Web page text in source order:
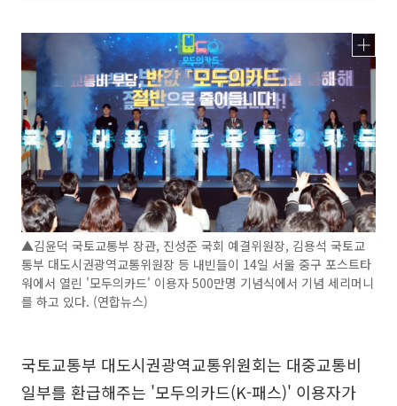
▲김윤덕 국토교통부 장관, 진성준 국회 예결위원장, 김용석 국토교
통부 대도시권광역교통위원장 등 내빈들이 14일 서울 중구 포스트타
워에서 열린 '모두의카드' 이용자 500만명 기념식에서 기념 세리머니
를 하고 있다. (연합뉴스)
국토교통부 대도시권광역교통위원회는 대중교통비
일부를 환급해주는 '모두의카드(K-패스)' 이용자가